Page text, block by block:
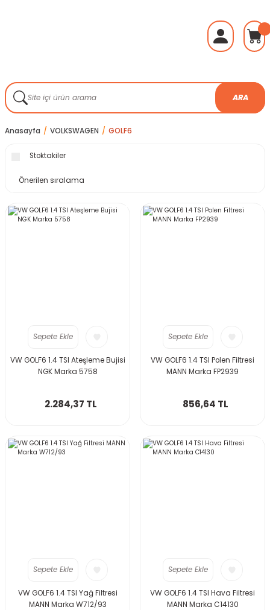
ARA
Anasayfa VOLKSWAGEN GOLF6
Stoktakiler
Sepete Ekle
VW GOLF6 1.4 TSI Ateşleme Bujisi
NGK Marka 5758
2.284,37 TL
Sepete Ekle
VW GOLF6 1.4 TSI Polen Filtresi
MANN Marka FP2939
856,64 TL
Sepete Ekle
VW GOLF6 1.4 TSI Yağ Filtresi
MANN Marka W712/93
Sepete Ekle
VW GOLF6 1.4 TSI Hava Filtresi
MANN Marka C14130